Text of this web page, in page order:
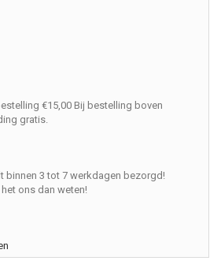
€15,00 Bij bestelling boven
gratis.
binnen 3 tot 7 werkdagen bezorgd!
ons dan weten!